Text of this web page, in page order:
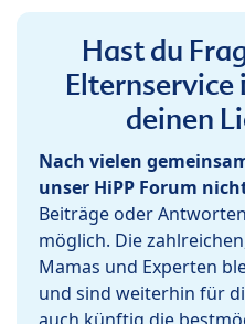
Hast du
Elternservice
deinen
Nach vielen
unser HiPP Forum
Beiträge oder
möglich. Die
Mamas und Experten
und sind weiterhin für